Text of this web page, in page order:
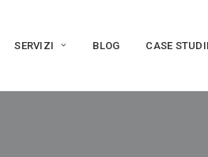
SERVIZI BLOG CASE